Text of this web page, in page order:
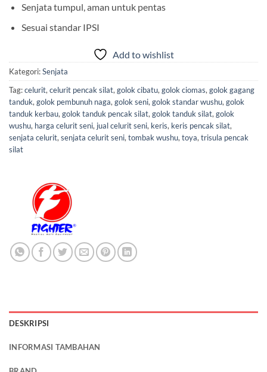
Senjata tumpul, aman untuk pentas
Sesuai standar IPSI
Add to wishlist
Kategori:Senjata
Tag:celurit,celurit pencak silat,golok cibatu,golok ciomas,golok gagang
tanduk,golok pembunuh naga,golok seni,golok standar wushu,golok
tanduk kerbau,golok tanduk pencak silat,golok tanduk silat,golok
wushu, harga celurit seni, jual celurit seni, keris, keris pencak silat,
senjata celurit,senjata celurit seni,tombak wushu,toya,trisula pencak
silat
DESKRIPSI
INFORMASI TAMBAHAN